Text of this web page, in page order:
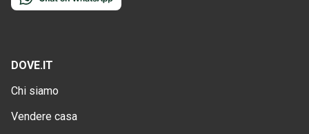
DOVE.IT
Chi siamo
Vendere casa